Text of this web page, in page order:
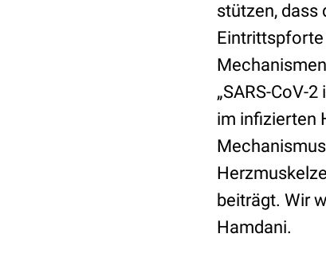
stützen, dass
Eintrittspforte
„SARS-CoV-
im infizierten
beiträgt. Wir
Hamdani.